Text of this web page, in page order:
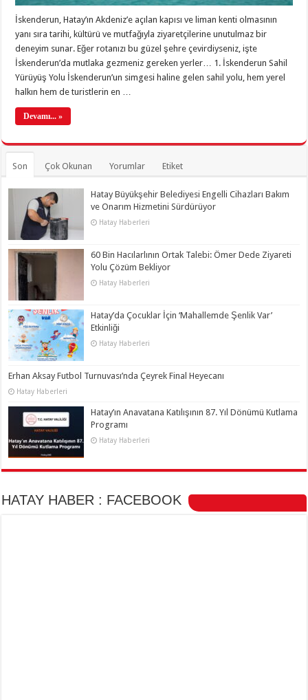
İskenderun, Hatay’ın Akdeniz’e açılan kapısı ve liman kenti olmasının
yanı sıra tarihi, kültürü ve mutfağıyla ziyaretçilerine unutulmaz bir
deneyim sunar. Eğer rotanızı bu güzel şehre çevirdiyseniz, işte
İskenderun’da mutlaka gezmeniz gereken yerler… 1. İskenderun Sahil
Yürüyüş Yolu İskenderun’un simgesi haline gelen sahil yolu, hem yerel
halkın hem de turistlerin en …
Devamı... »
Son Çok Okunan Yorumlar Etiket
Hatay Büyükşehir Belediyesi Engelli Cihazları Bakım
ve Onarım Hizmetini Sürdürüyor
Hatay Haberleri
60 Bin Hacılarlının Ortak Talebi: Ömer Dede Ziyareti
Yolu Çözüm Bekliyor
Hatay Haberleri
Hatay’da Çocuklar İçin ‘Mahallemde Şenlik Var’
Etkinliği
Hatay Haberleri
Erhan Aksay Futbol Turnuvası’nda Çeyrek Final Heyecanı
Hatay Haberleri
Hatay’ın Anavatana Katılışının 87. Yıl Dönümü Kutlama
Programı
Hatay Haberleri
HATAY HABER : FACEBOOK